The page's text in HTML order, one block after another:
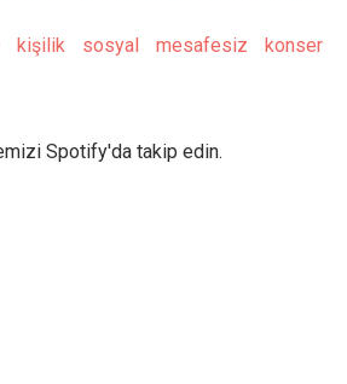
kişilik sosyal mesafesiz konser
Spotify'da takip edin.